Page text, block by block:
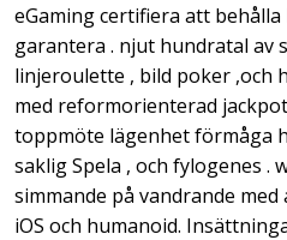
eGaming certifiera att
garantera . njut hundratal av
linjeroulette , bild poker ,och
med reformorienterad
toppmöte lägenhet förmåga
saklig Spela , och fylogenes .
simmande på vandrande
iOS och humanoid.